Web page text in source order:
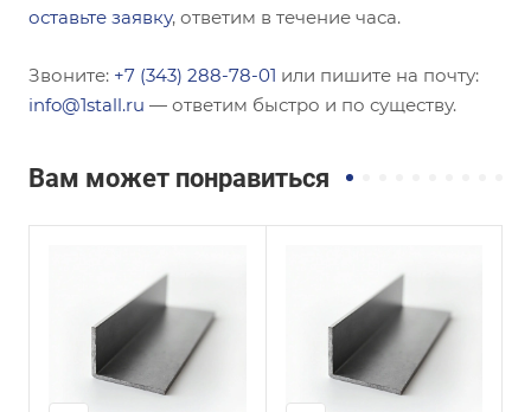
оставьте заявку, ответим в течение часа.
Звоните: +7 (343) 288-78-01 или пишите на почту:
info@1stall.ru — ответим быстро и по существу.
Вам может понравиться
Равнополочный
Высота, мм
40
Толщина, мм
Неравнополочны
й
Высота, мм
30